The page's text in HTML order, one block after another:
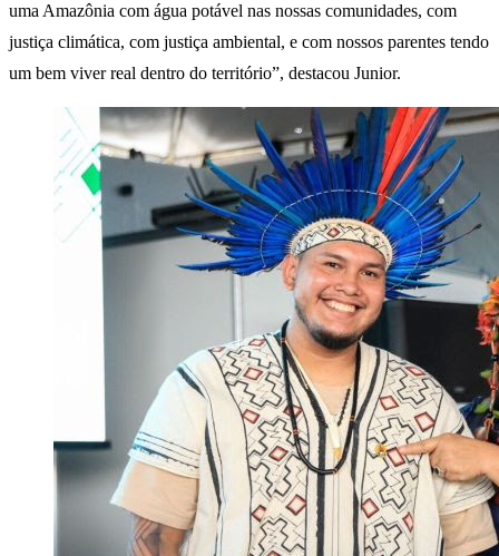
uma Amazônia com água potável nas nossas comunidades, com
justiça climática, com justiça ambiental, e com nossos parentes tendo
um bem viver real dentro do território”, destacou Junior.